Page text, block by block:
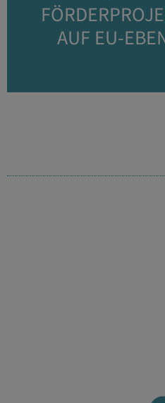
AUF EU-